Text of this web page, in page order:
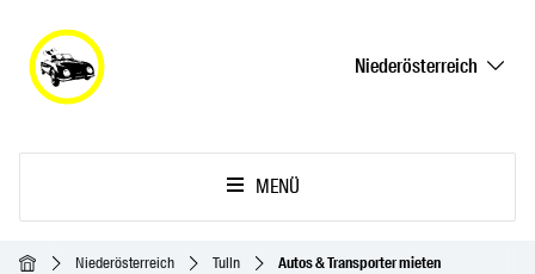
Niederösterreich
MENÜ
StartseiteNiederösterreich Tulln Autos & Transporter mieten